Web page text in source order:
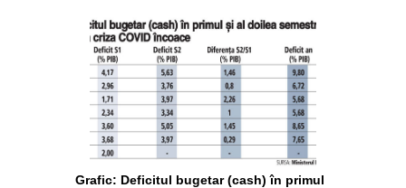
Grafic: Deficitul bugetar (cash) în primul